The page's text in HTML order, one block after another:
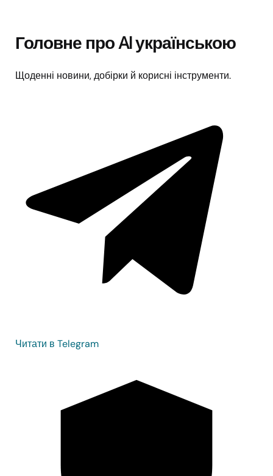
Головне про AI українською
Щоденні новини, добірки й корисні інструменти.
Читати в Telegram